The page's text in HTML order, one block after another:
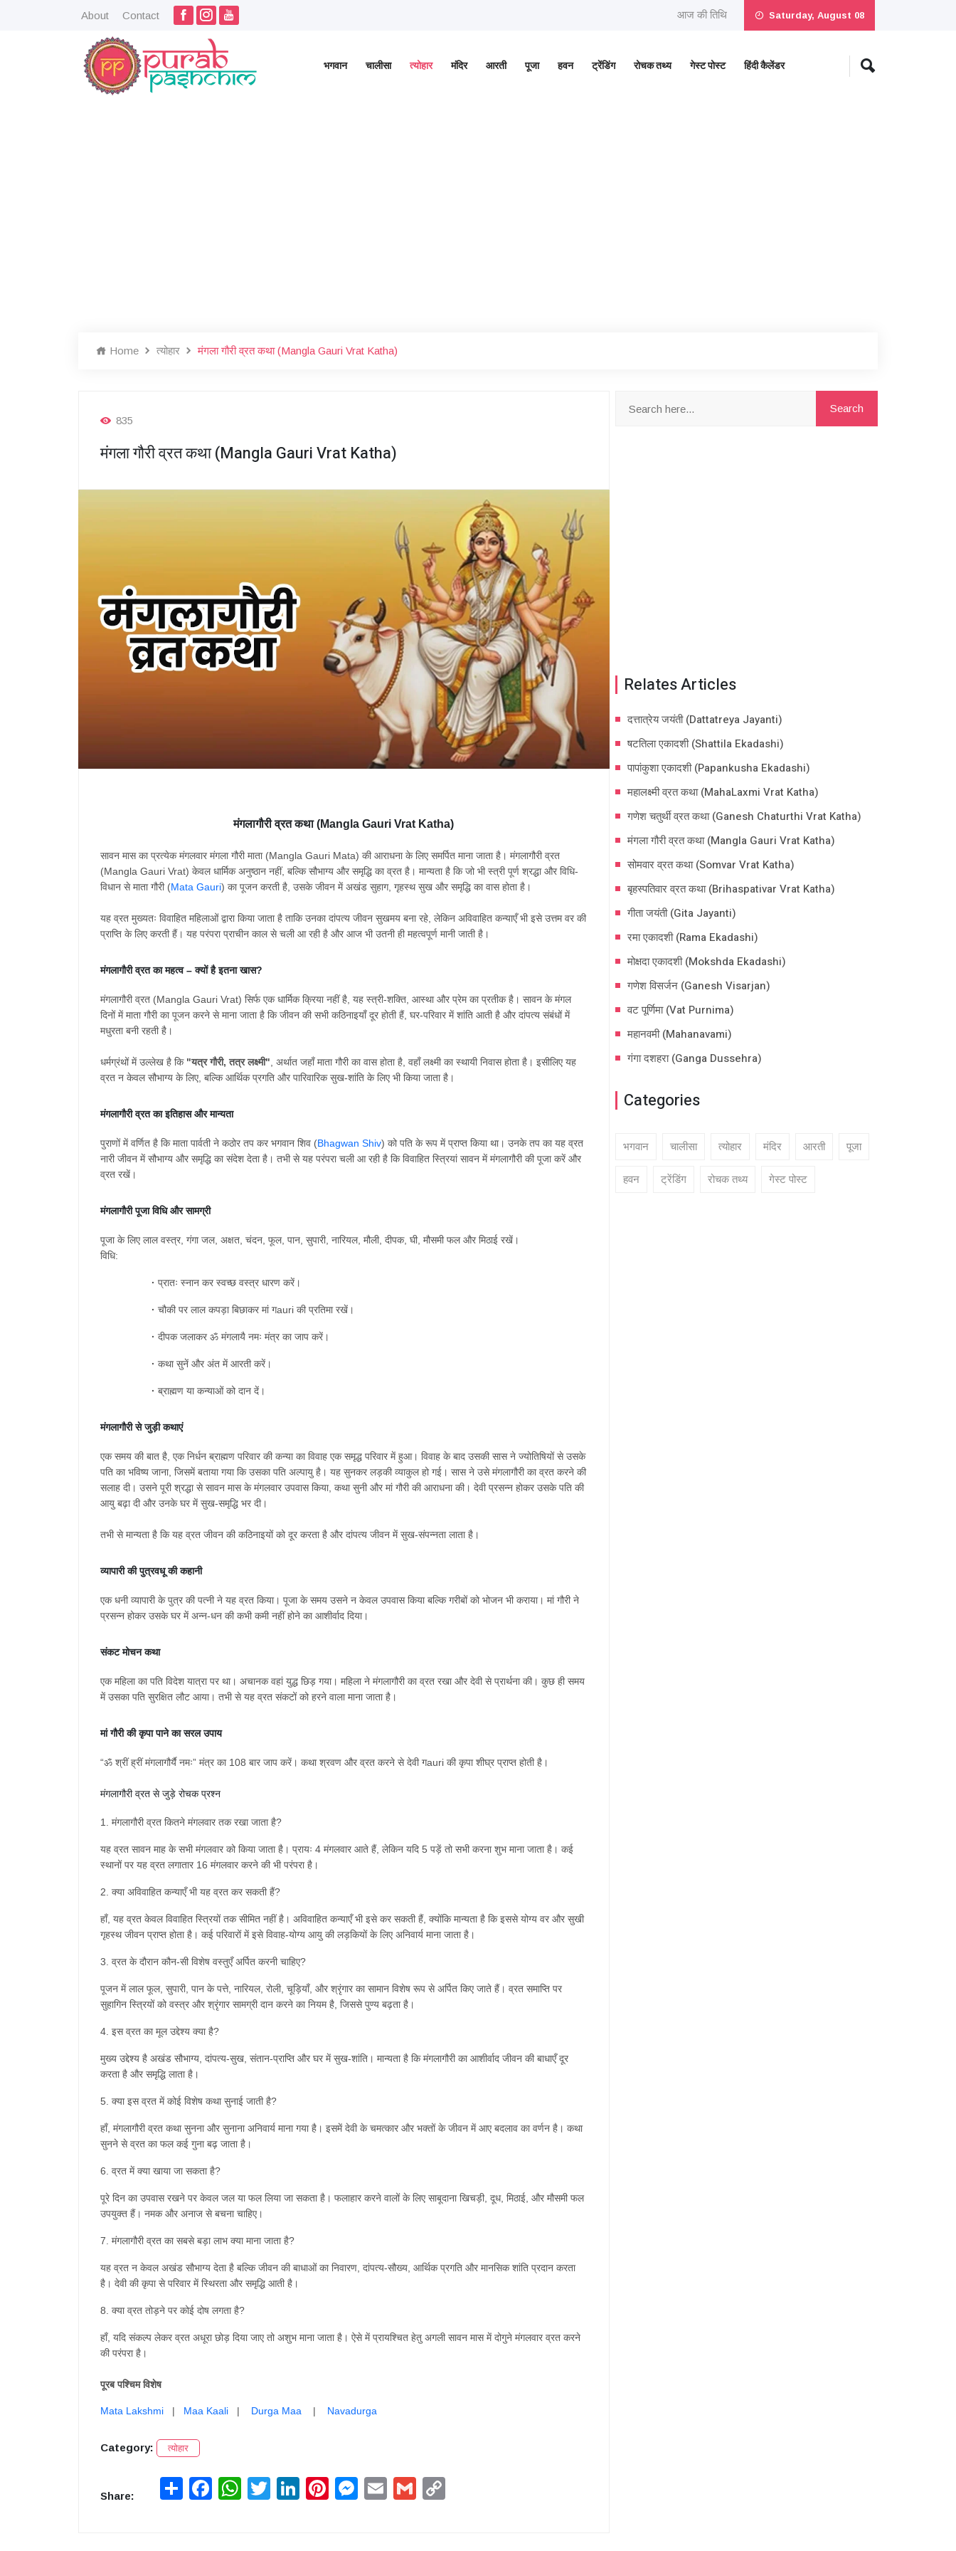
About Contact आज की तिथि Saturday, August 08
भगवान चालीसा त्योहार मंदिर आरती पूजा हवन ट्रेंडिंग रोचक तथ्य गेस्ट पोस्ट हिंदी कैलेंडर
Home त्योहार मंगला गौरी व्रत कथा (Mangla Gauri Vrat Katha)
835
मंगला गौरी व्रत कथा (Mangla Gauri Vrat Katha)
मंगलागौरी व्रत कथा (Mangla Gauri Vrat Katha)
सावन मास का प्रत्येक मंगलवार मंगला गौरी माता (Mangla Gauri Mata) की आराधना के लिए समर्पित माना जाता है। मंगलागौरी व्रत
(Mangla Gauri Vrat) केवल धार्मिक अनुष्ठान नहीं, बल्कि सौभाग्य और समृद्धि का व्रत है। मान्यता है कि जो भी स्त्री पूर्ण श्रद्धा और विधि-
विधान से माता गौरी (Mata Gauri) का पूजन करती है उसके जीवन में अखंड सुहाग, गृहस्थ सुख और समृद्धि का वास होता है।
यह व्रत मुख्यतः विवाहित महिलाओं द्वारा किया जाता है ताकि उनका दांपत्य जीवन सुखमय बना रहे लेकिन अविवाहित कन्याएँ भी इसे उत्तम वर की
प्राप्ति के लिए करती हैं। यह परंपरा प्राचीन काल से चली आ रही है और आज भी उतनी ही महत्वपूर्ण मानी जाती है।
मंगलागौरी व्रत का महत्व–क्यों है इतना खास?
मंगलागौरी व्रत (Mangla Gauri Vrat) सिर्फ एक धार्मिक क्रिया नहीं है यह स्त्री-शक्ति आस्था और प्रेम का प्रतीक है। सावन के मंगल
दिनों में माता गौरी का पूजन करने से माना जाता है कि जीवन की सभी कठिनाइयाँ दूर होती हैं, घर-परिवार में शांति आती है और दांपत्य संबंधों में
मधुरता बनी रहती है।
धर्मग्रंथों में उल्लेख है कि "यत्र गौरी,तत्र लक्ष्मी" अर्थात जहाँ माता गौरी का वास होता है वहाँ लक्ष्मी का स्थायी निवास होता है। इसीलिए यह
व्रत न केवल सौभाग्य के लिए बल्कि आर्थिक प्रगति और पारिवारिक सुख-शांति के लिए भी किया जाता है।
मंगलागौरी व्रत का इतिहास और मान्यता
पुराणों में वर्णित है कि माता पार्वती ने कठोर तप कर भगवान शिव (Bhagwan Shiv) को पति के रूप में प्राप्त किया था। उनके तप का यह व्रत
नारी जीवन में सौभाग्य और समृद्धि का संदेश देता है। तभी से यह परंपरा चली आ रही है कि विवाहित स्त्रियां सावन में मंगलागौरी की पूजा करें और
व्रत रखें।
मंगलागौरी पूजा विधि और सामग्री
पूजा के लिए लाल वस्त्र, गंगा जल, अक्षत चंदन फूल, पान सुपारी, नारियल, मौली, दीपक, घी, मौसमी फल और मिठाई रखें।
विधि:
· प्रातः स्नान कर स्वच्छ वस्त्र धारण करें।
· चौकी पर लाल कपड़ा बिछाकर मां गauri की प्रतिमा रखें।
· दीपक जलाकर ॐ मंगलायै नमः मंत्र का जाप करें।
· कथा सुनें और अंत में आरती करें।
· ब्राह्मण या कन्याओं को दान दें।
मंगलागौरी से जुड़ी कथाएं
एक समय की बात है एक निर्धन ब्राह्मण परिवार की कन्या का विवाह एक समृद्ध परिवार में हुआ। विवाह के बाद उसकी सास ने ज्योतिषियों से उसके
पति का भविष्य जाना, जिसमें बताया गया कि उसका पति अल्पायु है। यह सुनकर लड़की व्याकुल हो गई। सास ने उसे मंगलागौरी का व्रत करने की
सलाह दी। उसने पूरी श्रद्धा से सावन मास के मंगलवार उपवास किया, कथा सुनी और मां गौरी की आराधना की। देवी प्रसन्न होकर उसके पति की
आयु बढ़ा दी और उनके घर में सुख-समृद्धि भर दी।
तभी से मान्यता है कि यह व्रत जीवन की कठिनाइयों को दूर करता है और दांपत्य जीवन में सुख-संपन्नता लाता है।
व्यापारी की पुत्रवधू की कहानी
एक धनी व्यापारी के पुत्र की पत्नी ने यह व्रत किया। पूजा के समय उसने न केवल उपवास किया बल्कि गरीबों को भोजन भी कराया। मां गौरी ने
प्रसन्न होकर उसके घर में अन्न-धन की कभी कमी नहीं होने का आशीर्वाद दिया।
संकट मोचन कथा
एक महिला का पति विदेश यात्रा पर था। अचानक वहां युद्ध छिड़ गया। महिला ने मंगलागौरी का व्रत रखा और देवी से प्रार्थना की। कुछ ही समय
में उसका पति सुरक्षित लौट आया। तभी से यह व्रत संकटों को हरने वाला माना जाता है।
मां गौरी की कृपा पाने का सरल उपाय
“ॐ श्रीं ह्रीं मंगलागौर्यै नमः” मंत्र का108 बार जाप करें। कथा श्रवण और व्रत करने से देवी गauri की कृपा शीघ्र प्राप्त होती है।
मंगलागौरी व्रत से जुड़े रोचक प्रश्न
1. मंगलागौरी व्रत कितने मंगलवार तक रखा जाता है?
यह व्रत सावन माह के सभी मंगलवार को किया जाता है। प्रायः 4 मंगलवार आते हैं, लेकिन यदि 5 पड़ें तो सभी करना शुभ माना जाता है। कई
स्थानों पर यह व्रत लगातार16 मंगलवार करने की भी परंपरा है।
2. क्या अविवाहित कन्याएँ भी यह व्रत कर सकती हैं?
हाँ, यह व्रत केवल विवाहित स्त्रियों तक सीमित नहीं है। अविवाहित कन्याएँ भी इसे कर सकती हैं, क्योंकि मान्यता है कि इससे योग्य वर और सुखी
गृहस्थ जीवन प्राप्त होता है। कई परिवारों में इसे विवाह-योग्य आयु की लड़कियों के लिए अनिवार्य माना जाता है।
3. व्रत के दौरान कौन-सी विशेष वस्तुएँ अर्पित करनी चाहिए?
पूजन में लाल फूल, सुपारी, पान के पत्ते, नारियल, रोली, चूड़ियाँ, और श्रृंगार का सामान विशेष रूप से अर्पित किए जाते हैं। व्रत समाप्ति पर
सुहागिन स्त्रियों को वस्त्र और श्रृंगार सामग्री दान करने का नियम है जिससे पुण्य बढ़ता है।
4. इस व्रत का मूल उद्देश्य क्या है?
मुख्य उद्देश्य है अखंड सौभाग्य दांपत्य-सुख संतान-प्राप्ति और घर में सुख-शांति। मान्यता है कि मंगलागौरी का आशीर्वाद जीवन की बाधाएँ दूर
करता है और समृद्धि लाता है।
5. क्या इस व्रत में कोई विशेष कथा सुनाई जाती है?
हाँ, मंगलागौरी व्रत कथा सुनना और सुनाना अनिवार्य माना गया है। इसमें देवी के चमत्कार और भक्तों के जीवन में आए बदलाव का वर्णन है। कथा
सुनने से व्रत का फल कई गुना बढ़ जाता है।
6. व्रत में क्या खाया जा सकता है?
पूरे दिन का उपवास रखने पर केवल जल या फल लिया जा सकता है। फलाहार करने वालों के लिए साबूदाना खिचड़ी, दूध, मिठाई और मौसमी फल
उपयुक्त हैं। नमक और अनाज से बचना चाहिए।
7. मंगलागौरी व्रत का सबसे बड़ा लाभ क्या माना जाता है?
यह व्रत न केवल अखंड सौभाग्य देता है बल्कि जीवन की बाधाओं का निवारण दांपत्य-सौख्य आर्थिक प्रगति और मानसिक शांति प्रदान करता
है। देवी की कृपा से परिवार में स्थिरता और समृद्धि आती है।
8. क्या व्रत तोड़ने पर कोई दोष लगता है?
हाँ, यदि संकल्प लेकर व्रत अधूरा छोड़ दिया जाए तो अशुभ माना जाता है। ऐसे में प्रायश्चित हेतु अगली सावन मास में दोगुने मंगलवार व्रत करने
की परंपरा है।
पूरब पश्चिम विशेष
Mata Lakshmi | Maa Kaali | Durga Maa | Navadurga
Category: त्योहार
Share:
Share FacebookWhatsAppTwitter LinkedInPinterestMessenger
Email Gmail
Relates Articles
दत्तात्रेय जयंती (Dattatreya Jayanti)
षटतिला एकादशी (Shattila Ekadashi)
पापांकुशा एकादशी (Papankusha Ekadashi)
महालक्ष्मी व्रत कथा (MahaLaxmi Vrat Katha)
गणेश चतुर्थी व्रत कथा (Ganesh Chaturthi Vrat Katha)
मंगला गौरी व्रत कथा (Mangla Gauri Vrat Katha)
सोमवार व्रत कथा (Somvar Vrat Katha)
बृहस्पतिवार व्रत कथा (Brihaspativar Vrat Katha)
गीता जयंती (Gita Jayanti)
रमा एकादशी (Rama Ekadashi)
मोक्षदा एकादशी (Mokshda Ekadashi)
गणेश विसर्जन (Ganesh Visarjan)
वट पूर्णिमा (Vat Purnima)
महानवमी (Mahanavami)
गंगा दशहरा (Ganga Dussehra)
Categories
भगवान चालीसा त्योहार मंदिर आरती पूजा
हवन ट्रेंडिंग रोचक तथ्य गेस्ट पोस्ट